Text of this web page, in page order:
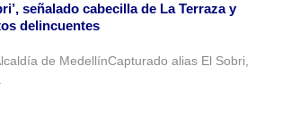
señalado cabecilla de La Terraza y
delincuentes
de MedellínCapturado alias El Sobri,